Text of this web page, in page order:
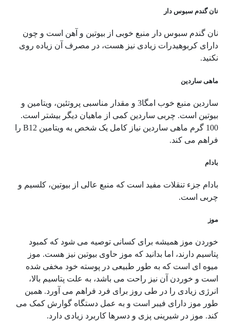
نان گندم سبوس دار
نان گندم سبوس دار منبع خوبی از بیوتین و آهن است و چون
دارای کربوهیدرات زیادی نیز هست، در مصرف آن زیاده روی
نکنید.
ماهی ساردین
ساردین منبع خوب امگا3 و مقدار مناسبی پروتئین، ویتامین و
بیوتین است. چربی ساردین کمی از ماهیان دیگر بیشتر است.
100 گرم ماهی ساردین نیاز کامل یک شخص به ویتامین
B12را
فراهم می کند.
بادام
بادام جزء تنقلات مفید است که منبع عالی از بیوتین، کلسیم و
چربی است.
موز
خوردن موز همیشه برای کسانی توصیه می شود که کمبود
پتاسیم دارند، اما بدانید که موز حاوی بیوتین نیز هست. موز
میوه ای است که به طور طبیعی در پوسته خود مخفی شده
است و خوردن آن نیز راحت می باشد، به علت پتاسیم بالا،
انرژی زیادی را در طی روز برای فرد فراهم می آورد. همین
طور موز دارای فیبر است و به عمل دستگاه گوارش کمک می
کند. موز در شیرینی پزی و دسرها کاربرد زیادی دارد.